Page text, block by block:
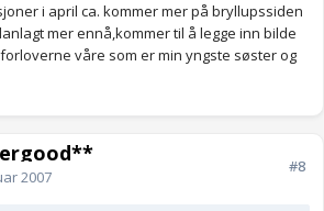
i april ca. kommer mer på bryllupssiden
mer ennå,kommer til å legge inn bilde
våre som er min yngste søster og
2007
#8